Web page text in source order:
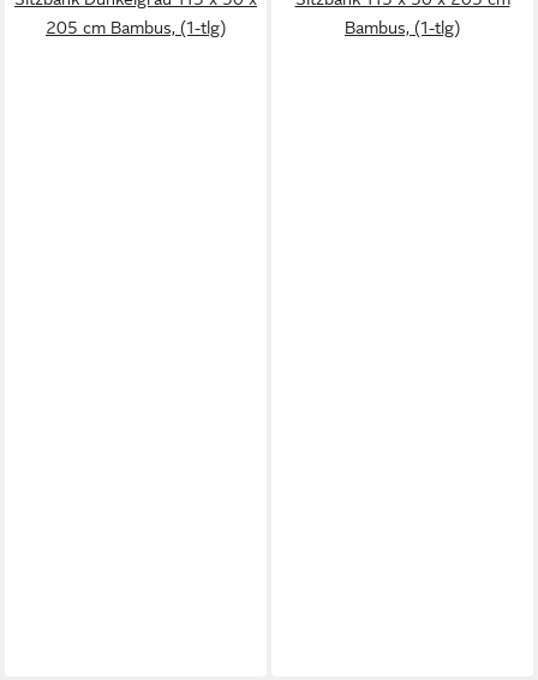
205 cm Bambus, (1-tlg)
Bambus, (1-tlg)